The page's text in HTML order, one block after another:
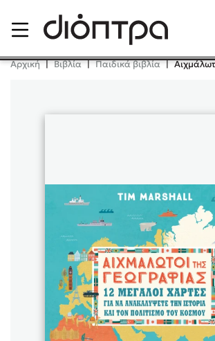
Δημοφιλή Βιβλία
Χάρης Πολίτης
Καθρέφτης
Αρχική | Βιβλία | Παιδικά βιβλία |